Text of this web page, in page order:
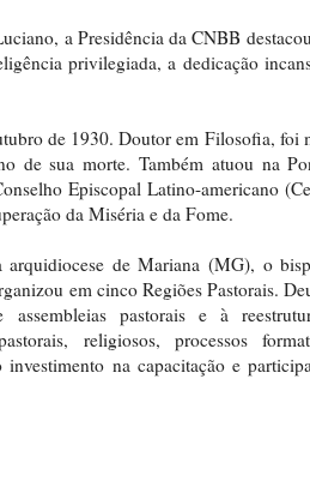
a Presidência da CNBB
privilegiada, a dedicação
de 1930. Doutor em Filosofia, foi
de sua morte. Também atuou na
Episcopal Latino-americano
da Miséria e da Fome.
arquidiocese de Mariana (MG), o
em cinco Regiões Pastorais.
pastorais e à
religiosos, processos
na capacitação e